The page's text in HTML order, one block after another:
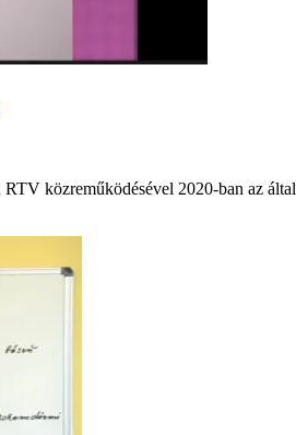
közreműködésével 2020-ban az